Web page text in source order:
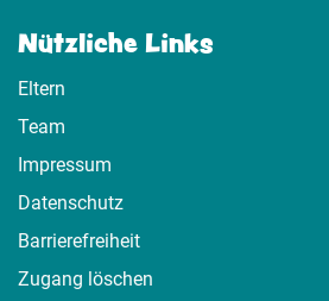
Nützliche Links
Eltern
Team
Impressum
Datenschutz
Barrierefreiheit
Zugang löschen